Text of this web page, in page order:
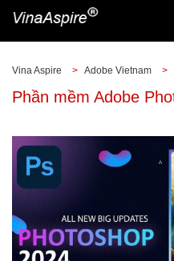
Vina Aspire > Adobe Vietnam >
Phần mềm Adobe